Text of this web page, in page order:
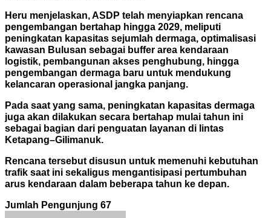
Heru menjelaskan, ASDP telah menyiapkan rencana
pengembangan bertahap hingga 2029, meliputi
peningkatan kapasitas sejumlah dermaga, optimalisasi
kawasan Bulusan sebagai buffer area kendaraan
logistik, pembangunan akses penghubung, hingga
pengembangan dermaga baru untuk mendukung
kelancaran operasional jangka panjang.
Pada saat yang sama, peningkatan kapasitas dermaga
juga akan dilakukan secara bertahap mulai tahun ini
sebagai bagian dari penguatan layanan di lintas
Ketapang–Gilimanuk.
Rencana tersebut disusun untuk memenuhi kebutuhan
trafik saat ini sekaligus mengantisipasi pertumbuhan
arus kendaraan dalam beberapa tahun ke depan.
Jumlah Pengunjung 67